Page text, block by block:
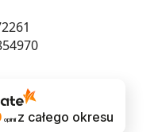
opinii z całego okresu